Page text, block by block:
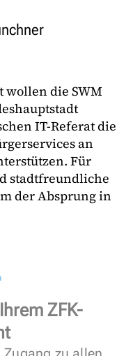
die SWM
IT-Referat die
an
Für
stadtfreundliche
der Absprung in
ZFK-